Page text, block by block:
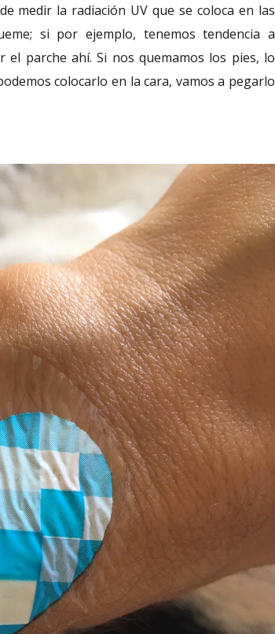
medir la radiación UV que se coloca en las
si por ejemplo, tenemos tendencia a
el parche ahí. Si nos quemamos los pies, lo
colocarlo en la cara, vamos a pegarlo